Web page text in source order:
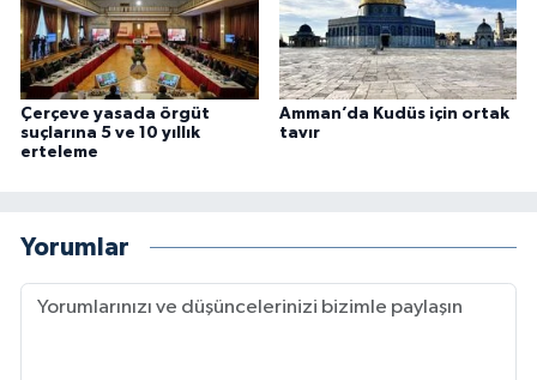
Çerçeve yasada örgüt
suçlarına 5 ve 10 yıllık
erteleme
Amman’da Kudüs için ortak
tavır
Yorumlar